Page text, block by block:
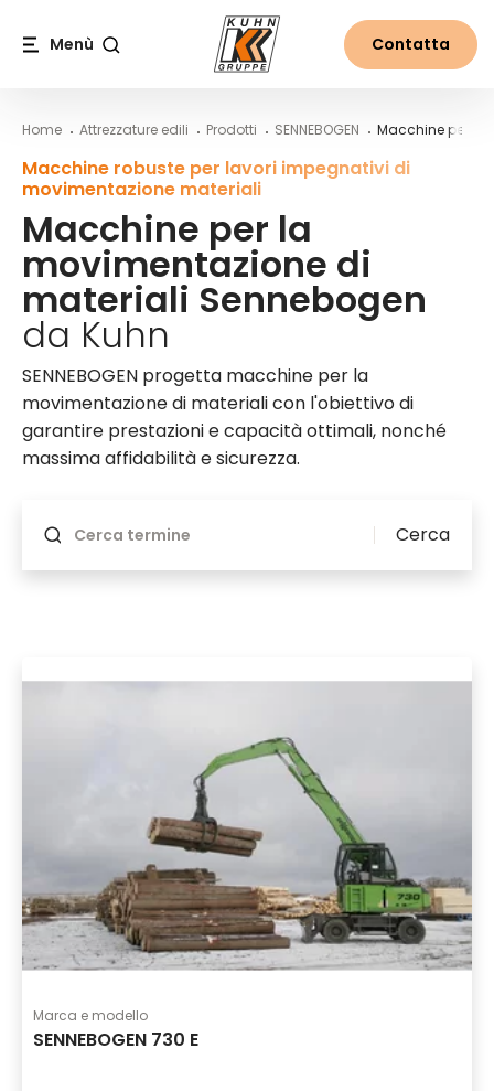
Vasta gamma di applicazioni
Menù Contatta
Home Attrezzature edili Prodotti SENNEBOGEN Macchine per la
Macchine robuste per lavori impegnativi di
movimentazione materiali
Macchine per la
movimentazione di
materiali Sennebogen
da Kuhn
SENNEBOGEN progetta macchine per la
movimentazione di materiali con l'obiettivo di
garantire prestazioni e capacità ottimali, nonché
massima affidabilità e sicurezza.
Cerca
Marca e modello
SENNEBOGEN 730 E